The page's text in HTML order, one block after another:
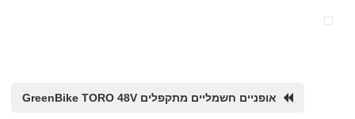
אופניים חשמליים מתקפלים GreenBike TORO 48V